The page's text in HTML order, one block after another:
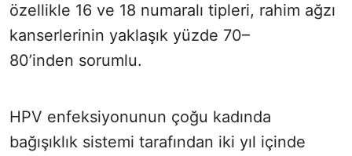
özellikle 16 ve 18 numaralı tipleri, rahim ağzı
kanserlerinin yaklaşık yüzde 70–
80’inden sorumlu.
HPV enfeksiyonunun çoğu kadında
bağışıklık sistemi tarafından iki yıl içinde